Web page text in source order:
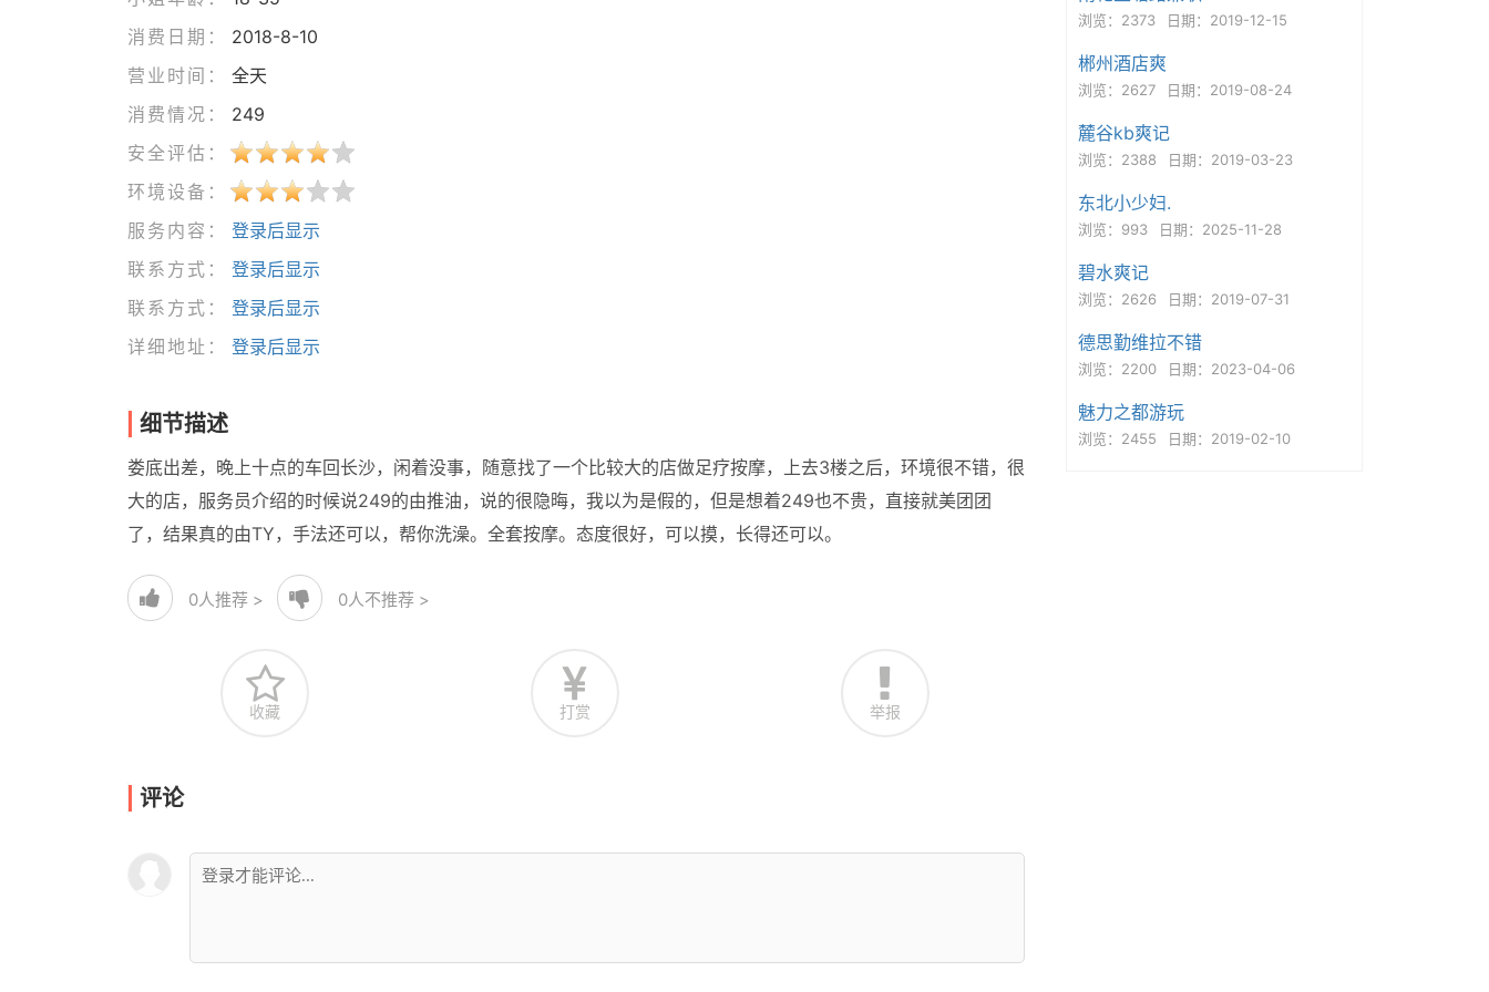
消费日期：
2018-8-10
营业时间：
全天
消费情况：
249
安全评估：
环境设备：
服务内容：
登录后显示
联系方式：
登录后显示
联系方式：
登录后显示
详细地址：
登录后显示
细节描述
娄底出差，晚上十点的车回长沙，闲着没事，随意找了一个比较大的店做足疗按摩，上去3楼之后，环境很不错，很
大的店，服务员介绍的时候说249的由推油，说的很隐晦，我以为是假的，但是想着249也不贵，直接就美团团
了，结果真的由TY，手法还可以，帮你洗澡。全套按摩。态度很好，可以摸，长得还可以。
0人推荐 > 0人不推荐 >
收藏 打赏 举报
评论
浏览：2373 日期：2019-12-15
郴州酒店爽
浏览：2627 日期：2019-08-24
麓谷kb爽记
浏览：2388 日期：2019-03-23
东北小少妇.
浏览：993 日期：2025-11-28
碧水爽记
浏览：2626 日期：2019-07-31
德思勤维拉不错
浏览：2200 日期：2023-04-06
魅力之都游玩
浏览：2455 日期：2019-02-10